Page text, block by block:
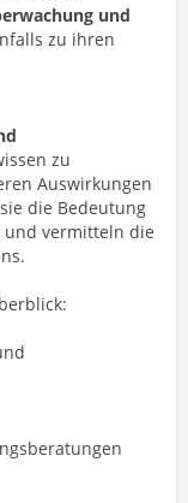
und
zu ihren
zu
Auswirkungen
die Bedeutung
vermitteln die